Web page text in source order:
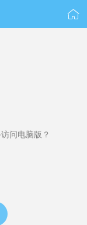

问电脑版？